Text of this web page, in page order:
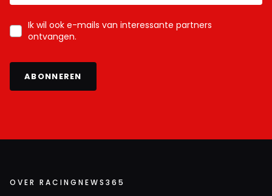
Ik wil ook e-mails van interessante partners
ontvangen.
ABONNEREN
OVER RACINGNEWS365